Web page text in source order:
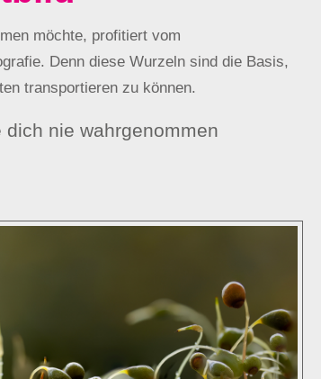
möchte, profitiert vom
Denn diese Wurzeln sind die Basis,
transportieren zu können.
nie wahrgenommen